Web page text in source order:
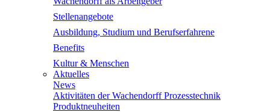
Stellenangebote
Ausbildung, Studium und Berufserfahrene
Benefits
Kultur & Menschen
Aktuelles
News
Aktivitäten der Wachendorff Prozesstechnik
Produktneuheiten